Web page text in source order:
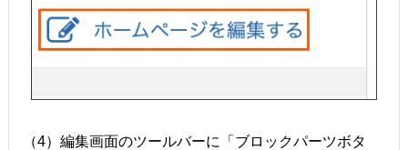
（4）編集画面のツールバーに「ブロックパーツボタ